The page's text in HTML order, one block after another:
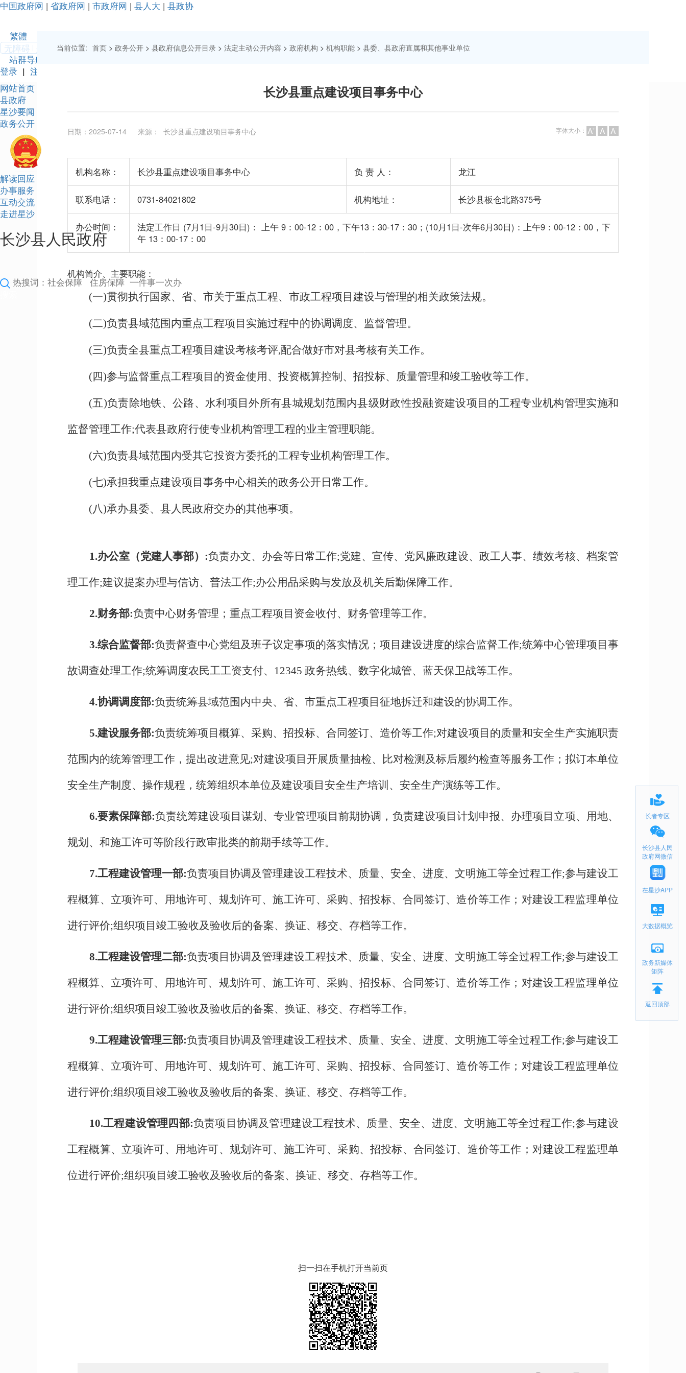
中国政府网 | 省政府网 | 市政府网 | 县人大 | 县政协
繁體
无障碍
关怀版
移动版
站群导航
登录 | 注册
网站首页
县政府
星沙要闻
政务公开
解读回应
办事服务
互动交流
走进星沙
长沙县人民政府
长沙县人民政府.政务
长者专区
长沙县人民
政府网微信
在星沙APP
大数据概览
政务新媒体
矩阵
返回顶部
当前位置: 首页 > 政务公开 > 县政府信息公开目录 > 法定主动公开内容 > 政府机构 > 机构职能 > 县委、县政府直属和其他事业单位
长沙县重点建设项目事务中心
日期：2025-07-14 来源： 长沙县重点建设项目事务中心 字体大小：
机构名称： 长沙县重点建设项目事务中心 负 责 人： 龙江
联系电话： 0731-84021802 机构地址： 长沙县板仓北路375号
办公时间：
法定工作日 (7月1日-9月30日)： 上午 9：00-12：00，下午13：30-17：30；(10月1日-次年6月30日)：上午9：00-12：00，下
午 13：00-17：00
机构简介、主要职能：
(一)贯彻执行国家、省、市关于重点工程、市政工程项目建设与管理的相关政策法规。
(二)负责县域范围内重点工程项目实施过程中的协调调度、监督管理。
(三)负责全县重点工程项目建设考核考评,配合做好市对县考核有关工作。
(四)参与监督重点工程项目的资金使用、投资概算控制、招投标、质量管理和竣工验收等工作。
(五)负责除地铁、公路、水利项目外所有县城规划范围内县级财政性投融资建设项目的工程专业机构管理实施和
监督管理工作;代表县政府行使专业机构管理工程的业主管理职能。
(六)负责县域范围内受其它投资方委托的工程专业机构管理工作。
(七)承担我重点建设项目事务中心相关的政务公开日常工作。
(八)承办县委、县人民政府交办的其他事项。
1.办公室 （党建人事部）:负责办文、办会等日常工作;党建、宣传、党风廉政建设、政工人事、绩效考核、档案管
理工作;建议提案办理与信访、普法工作;办公用品采购与发放及机关后勤保障工作。
2.财务部:负责中心财务管理；重点工程项目资金收付、财务管理等工作。
3.综合监督部:负责督查中心党组及班子议定事项的落实情况；项目建设进度的综合监督工作;统筹中心管理项目事
故调查处理工作;统筹调度农民工工资支付、12345 政务热线、数字化城管、蓝天保卫战等工作。
4.协调调度部:负责统筹县域范围内中央、省、市重点工程项目征地拆迁和建设的协调工作。
5.建设服务部:负责统筹项目概算、采购、招投标、合同签订、造价等工作;对建设项目的质量和安全生产实施职责
范围内的统筹管理工作，提出改进意见;对建设项目开展质量抽检、比对检测及标后履约检查等服务工作；拟订本单位
安全生产制度、操作规程，统筹组织本单位及建设项目安全生产培训、安全生产演练等工作。
6.要素保障部:负责统筹建设项目谋划、专业管理项目前期协调，负责建设项目计划申报、办理项目立项、用地、
规划、和施工许可等阶段行政审批类的前期手续等工作。
7.工程建设管理一部:负责项目协调及管理建设工程技术、质量、安全、进度、文明施工等全过程工作;参与建设工
程概算、立项许可、用地许可、规划许可、施工许可、采购、招投标、合同签订、造价等工作；对建设工程监理单位
进行评价;组织项目竣工验收及验收后的备案、换证、移交、存档等工作。
8.工程建设管理二部:负责项目协调及管理建设工程技术、质量、安全、进度、文明施工等全过程工作;参与建设工
程概算、立项许可、用地许可、规划许可、施工许可、采购、招投标、合同签订、造价等工作；对建设工程监理单位
进行评价;组织项目竣工验收及验收后的备案、换证、移交、存档等工作。
9.工程建设管理三部:负责项目协调及管理建设工程技术、质量、安全、进度、文明施工等全过程工作;参与建设工
程概算、立项许可、用地许可、规划许可、施工许可、采购、招投标、合同签订、造价等工作；对建设工程监理单位
进行评价;组织项目竣工验收及验收后的备案、换证、移交、存档等工作。
10.工程建设管理四部:负责项目协调及管理建设工程技术、质量、安全、进度、文明施工等全过程工作;参与建设
工程概算、立项许可、用地许可、规划许可、施工许可、采购、招投标、合同签订、造价等工作；对建设工程监理单
位进行评价;组织项目竣工验收及验收后的备案、换证、移交、存档等工作。
扫一扫在手机打开当前页